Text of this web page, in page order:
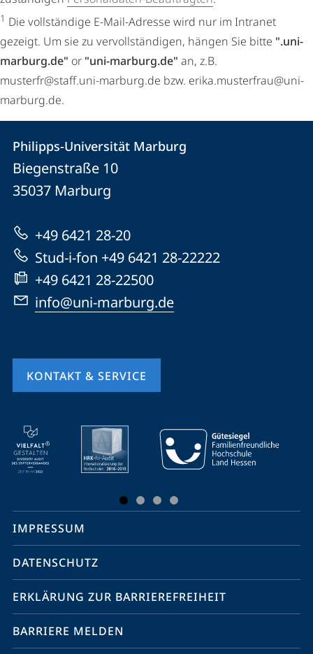
1 Die vollständige E-Mail-Adresse wird nur im Intranet
gezeigt. Um sie zu vervollständigen, hängen Sie bitte ".uni-
marburg.de" or "uni-marburg.de" an, z.B.
musterfr@staff.uni-marburg.de bzw. erika.musterfrau@uni-
marburg.de.
Kontakt
und
Informationen
zur
Website
Kontaktinformationen
Philipps-
Universität
Philipps-Universität Marburg
Biegenstraße 10
35037 Marburg
+49 6421 28-20
Stud-i-fon +49 6421 28-22222
+49 6421 28-22500
info@uni-marburg.de
KONTAKT & SERVICE
Mobile-
Service-
Navigation
Social
Media
Kontakte
IMPRESSUM
DATENSCHUTZ
ERKLÄRUNG ZUR BARRIEREFREIHEIT
BARRIERE MELDEN